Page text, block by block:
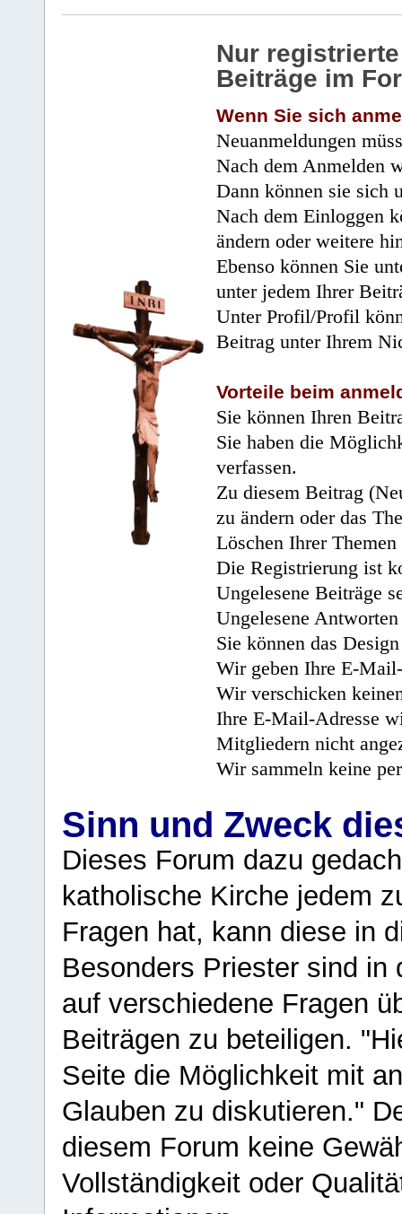
Nur
Beiträge im
Wenn Sie sich
Neuanmeldungen
Nach dem Anmelden
Dann können sie sich
Nach dem Einloggen
ändern oder weitere
Ebenso können Sie
unter jedem Ihrer
Unter Profil/Profil
Beitrag unter Ihrem
Vorteile beim
Sie können Ihren
Sie haben die
verfassen.
Zu diesem Beitrag
zu ändern oder das
Löschen Ihrer
Die Registrierung ist
Ungelesene Beiträge
Ungelesene
Sie können das
Wir geben Ihre E-
Wir verschicken
Ihre E-Mail-Adresse
Mitgliedern nicht
Wir sammeln keine
Sinn und Zweck
Dieses Forum dazu
katholische Kirche jedem
Fragen hat, kann diese in
Besonders Priester sind in
auf verschiedene Fragen
Beiträgen zu beteiligen.
Seite die Möglichkeit mit
Glauben zu diskutieren."
diesem Forum keine
Vollständigkeit oder